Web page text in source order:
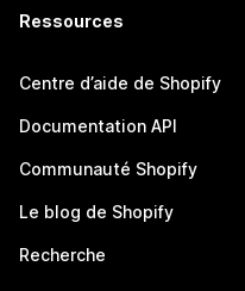
Ressources
Centre d’aide de Shopify
Documentation API
Communauté Shopify
Le blog de Shopify
Recherche